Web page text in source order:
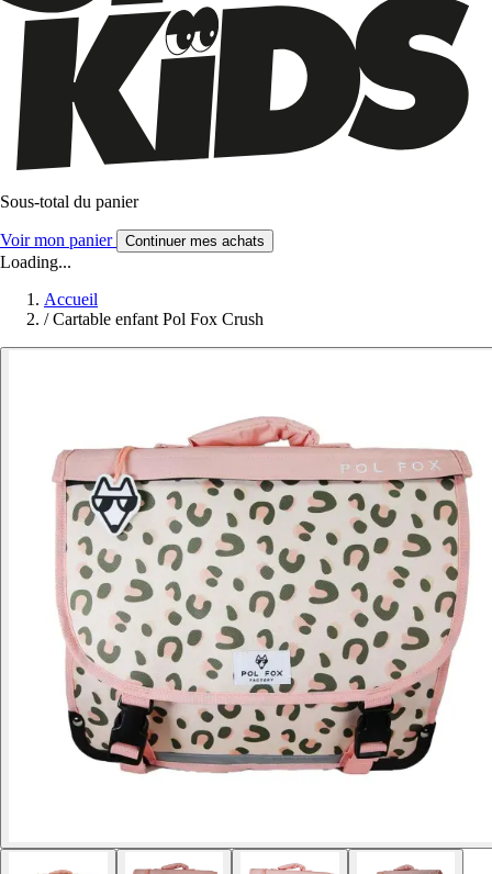
Sous-total du panier
Voir mon panier Continuer mes achats
Loading...
Accueil
/ Cartable enfant Pol Fox Crush